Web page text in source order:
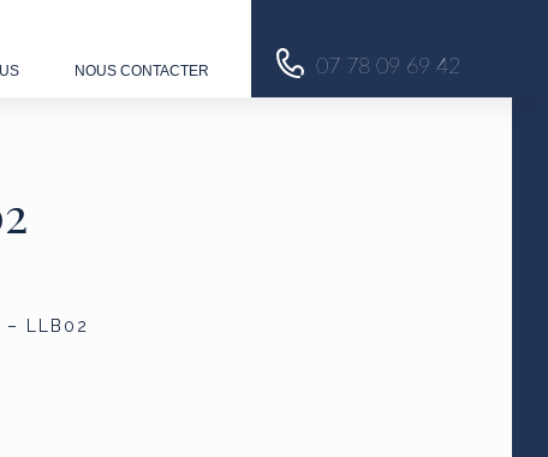
07 78 09 69 42
NOUS CONTACTER
– LLB02